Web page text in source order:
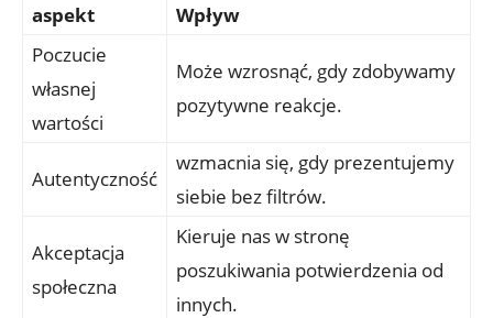
aspekt
Wpływ
Poczucie
własnej
wartości
Może wzrosnąć, gdy zdobywamy‌
pozytywne reakcje.
Autentyczność
wzmacnia się, ⁢gdy prezentujemy​
siebie‌ bez filtrów.
Akceptacja
społeczna
Kieruje nas w stronę
poszukiwania ⁣potwierdzenia od ​
innych.